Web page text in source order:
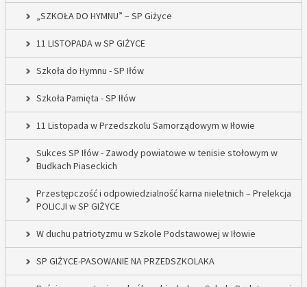
„SZKOŁA DO HYMNU” – SP Giżyce
11 LISTOPADA w SP GIŻYCE
Szkoła do Hymnu - SP Iłów
Szkoła Pamięta - SP Iłów
11 Listopada w Przedszkolu Samorządowym w Iłowie
Sukces SP Iłów - Zawody powiatowe w tenisie stołowym w
Budkach Piaseckich
Przestępczość i odpowiedzialność karna nieletnich – Prelekcja
POLICJI w SP GIŻYCE
W duchu patriotyzmu w Szkole Podstawowej w Iłowie
SP GIŻYCE-PASOWANIE NA PRZEDSZKOLAKA